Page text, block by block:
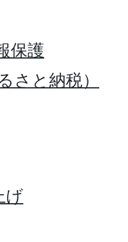
保護
さと納税）
げ